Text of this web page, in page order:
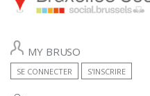
MY BRUSO
SE CONNECTER S'INSCRIRE